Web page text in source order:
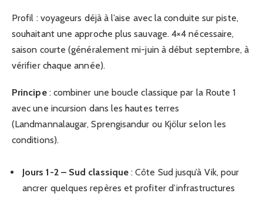
Profil : voyageurs déjà à l’aise avec la conduite sur piste,
souhaitant une approche plus sauvage. 4×4 nécessaire,
saison courte (généralement mi-juin à début septembre, à
vérifier chaque année).
Principe: combiner une boucle classique par la Route 1
avec une incursion dans les hautes terres
(Landmannalaugar, Sprengisandur ou Kjölur selon les
conditions).
Jours 1-2 – Sud classique : Côte Sud jusqu’à Vik, pour
ancrer quelques repères et profiter d’infrastructures